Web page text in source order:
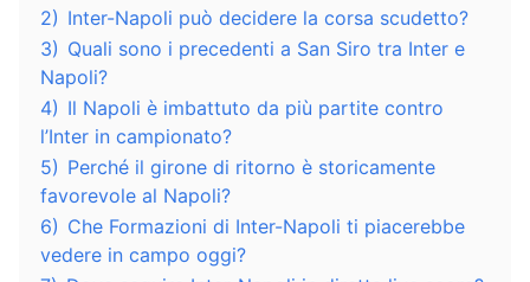
2) Inter-Napoli può decidere la corsa scudetto?
3) Quali sono i precedenti a San Siro tra Inter e
Napoli?
4) Il Napoli è imbattuto da più partite contro
l’Inter in campionato?
5) Perché il girone di ritorno è storicamente
favorevole al Napoli?
6) Che Formazioni di Inter-Napoli ti piacerebbe
vedere in campo oggi?